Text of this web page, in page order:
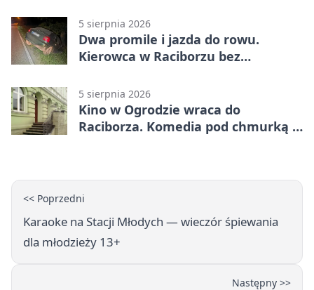
5 sierpnia 2026
Dwa promile i jazda do rowu.
Kierowca w Raciborzu bez
5 sierpnia 2026
Kino w Ogrodzie wraca do
Raciborza. Komedia pod chmurką w
<< Poprzedni
Karaoke na Stacji Młodych — wieczór śpiewania
dla młodzieży 13+
Następny >>